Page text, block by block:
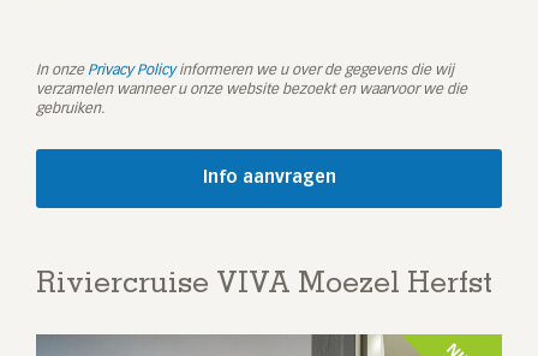
In onze Privacy Policyinformeren we u over de gegevens die wij
verzamelen wanneer u onze website bezoekt en waarvoor we die
gebruiken.
Riviercruise VIVA Moezel Herfst